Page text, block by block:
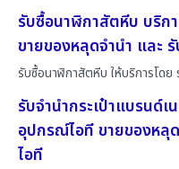
รับซื้อนาฬิกาสัตหีบ บริก
ขายของหลุดจำนำ และ
รับซื้อนาฬิกาสัตหีบ ให้บริการโด
รับจำนำกระเป๋าแบรนด์
อุปกรณ์ไอที ขายของหลุ
ไอที